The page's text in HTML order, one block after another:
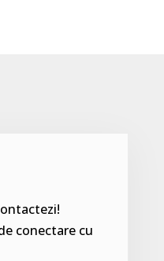
conectare cu